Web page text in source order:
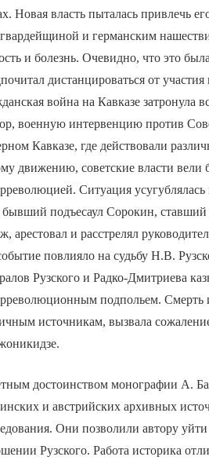
Новая власть пыталась привлечь
и германским
и болезнь. Очевидно, что это
дистанцироваться от
война на Кавказе затронула
военную интервенцию против
Кавказе, где действовали
движению, советские власти
Ситуация
бывший подъесаул Сорокин,
арестовал и расстрелял
повлияло на судьбу Н.В.
Рузского и Радко-Дмитриева
подпольем. Смерть
источникам, вызвала
достоинством монографии А.
и австрийских архивных
Они позволили автору
Рузского. Работа историка